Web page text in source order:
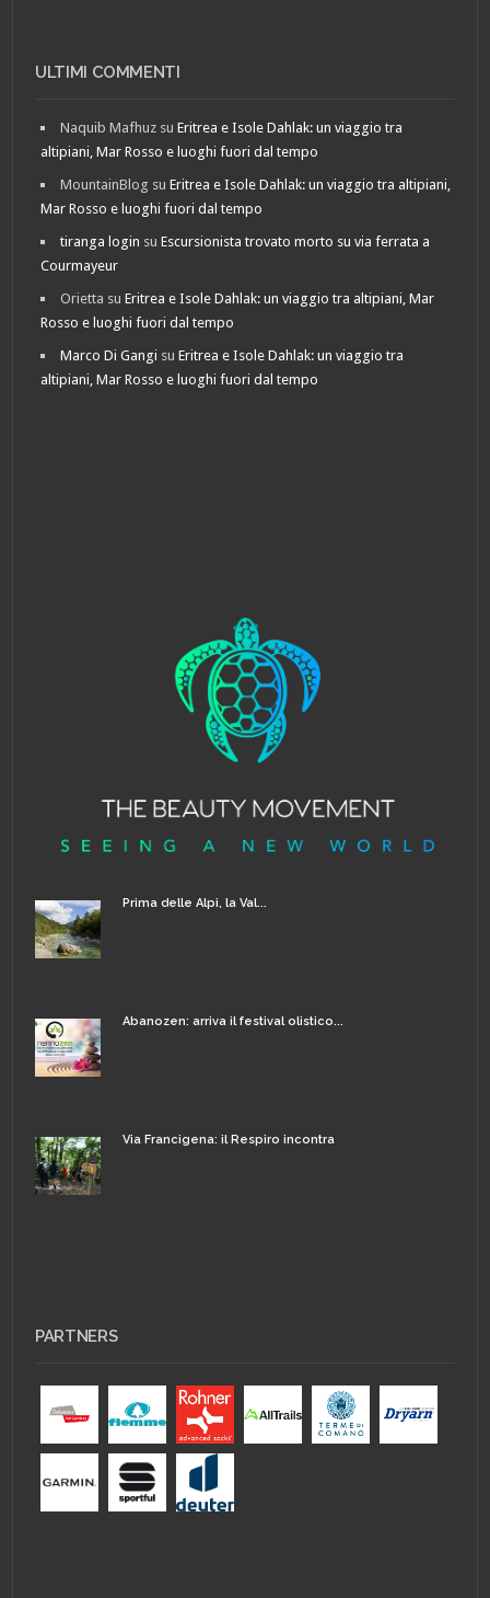
ULTIMI COMMENTI
Naquib Mafhuz suEritrea e Isole Dahlak: un viaggio tra
altipiani, Mar Rosso e luoghi fuori dal tempo
MountainBlog suEritrea e Isole Dahlak: un viaggio tra altipiani,
Mar Rosso e luoghi fuori dal tempo
tiranga login suEscursionista trovato morto su via ferrata a
Courmayeur
Orietta suEritrea e Isole Dahlak: un viaggio tra altipiani, Mar
Rosso e luoghi fuori dal tempo
Marco Di Gangi suEritrea e Isole Dahlak: un viaggio tra
altipiani, Mar Rosso e luoghi fuori dal tempo
Prima delle Alpi, la Val...
Abanozen: arriva il festival olistico...
Via Francigena: il Respiro incontra
PARTNERS